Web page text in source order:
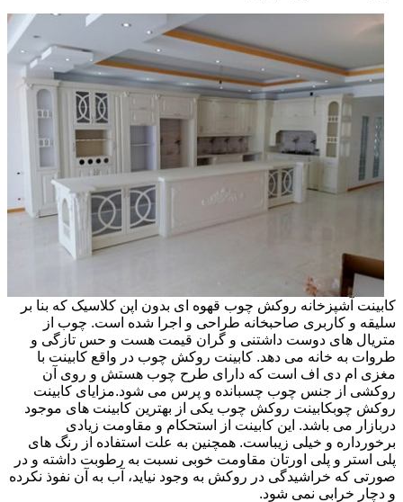
کابینت آشپزخانه روکش چوب قهوه ای بدون اپن کلاسیک که بنا بر
سلیقه و کاربری صاحبخانه طراحی و اجرا شده است. چوب از
متریال های دوست داشتنی و گران قیمت هست و حس تازگی و
طروات به خانه می دهد. کابینت روکش چوب در واقع کابینت با
مغزی ام دی اف است که دارای طرح چوب هستش و روی آن
روکشی از جنس چوب چسبانده و پرس می شود.مزایای کابینت
روکش چوبکابینت روکش چوب یکی از بهترین کابینت های موجود
دربازار می باشد. این کابینت از استحکام و مقاومت زیادی
برخورداره و خیلی زیباست. همچنین به علت استفاده از رنگ های
پلی استر و پلی اورتان مقاومت خوبی نسبت به رطوبت داشته و در
صورتی که خراشیدگی در روکش به وجود نیاید، آب به آن نفوذ نکرده
و دچار خرابی نمی شود.